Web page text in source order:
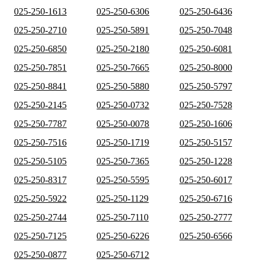
025-250-1613 025-250-6306
025-250-6436
025-250-2710
025-250-5891
025-250-7048
025-250-6850
025-250-2180
025-250-6081
025-250-7851
025-250-7665
025-250-8000
025-250-8841
025-250-5880
025-250-5797
025-250-2145
025-250-0732
025-250-7528
025-250-7787
025-250-0078
025-250-1606
025-250-7516
025-250-1719
025-250-5157
025-250-5105
025-250-7365
025-250-1228
025-250-8317
025-250-5595
025-250-6017
025-250-5922
025-250-1129
025-250-6716
025-250-2744
025-250-7110
025-250-2777
025-250-7125
025-250-6226
025-250-6566
025-250-0877
025-250-6712